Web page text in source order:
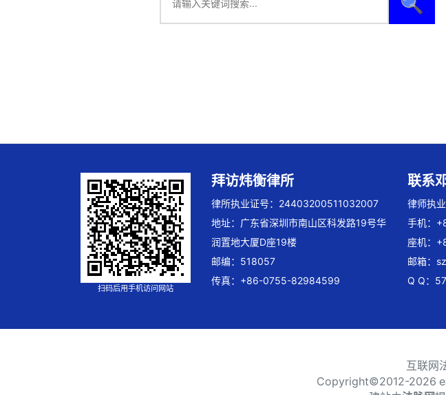
扫码后用手机访问网站
拜访炜衡律所
律所执业证号：24403200511032007
地址：广东省深圳市南山区科发路19号华
润置地大厦D座19楼
邮编：518057
传真：+86-0755-82984599
联系
律师执
手机：
座机：
邮箱：
Q Q：
互联网
Copyright©2012-2026